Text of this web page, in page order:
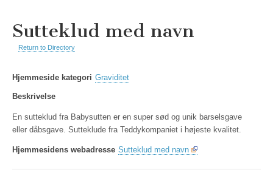
Sutteklud med navn
Return to Directory
Hjemmeside kategori Graviditet
Beskrivelse
En sutteklud fra Babysutten er en super sød og unik barselsgave
eller dåbsgave. Sutteklude fra Teddykompaniet i højeste kvalitet.
Hjemmesidens webadresse Sutteklud med navn